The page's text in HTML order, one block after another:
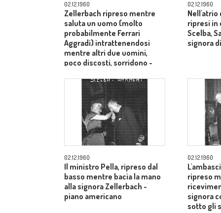
02.12.1960
Zellerbach ripreso mentre
saluta un uomo (molto
probabilmente Ferrari
Aggradi) intrattenendosi
mentre altri due uomini,
poco discosti, sorridono -
02.12.1960
Nell'atrio
ripresi in
Scelba,
signora
02.12.1960
Il ministro Pella, ripreso dal
basso mentre bacia la mano
alla signora Zellerbach -
piano americano
02.12.1960
ripreso
signora
sotto gli